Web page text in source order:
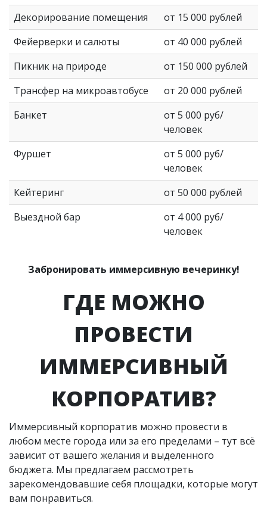
Декорирование помещения
от 15 000 рублей
Фейерверки и салюты
от 40 000 рублей
Пикник на природе
от 150 000 рублей
Трансфер на микроавтобусе
от 20 000 рублей
Банкет
от 5 000 руб/
человек
Фуршет
от 5 000 руб/
человек
Кейтеринг
от 50 000 рублей
Выездной бар
от 4 000 руб/
человек
Забронировать иммерсивную вечеринку!
ГДЕ МОЖНО
ПРОВЕСТИ
ИММЕРСИВНЫЙ
КОРПОРАТИВ?
Иммерсивный корпоратив можно провести в
любом месте города или за его пределами – тут всё
зависит от вашего желания и выделенного
бюджета. Мы предлагаем рассмотреть
зарекомендовавшие себя площадки, которые могут
вам понравиться.